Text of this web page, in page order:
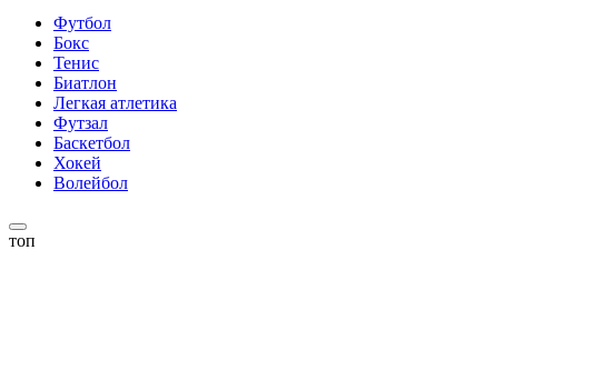
Футбол
Бокс
Тенис
Биатлон
Легкая атлетика
Футзал
Баскетбол
Хокей
Волейбол
топ